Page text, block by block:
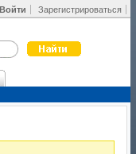
Войти Зарегистрироваться